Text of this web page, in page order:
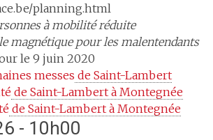
planning.html
à mobilité réduite
magnétique pour les malentendants
le 9 juin 2020
messes de Saint-Lambert
de Saint-Lambert à Montegnée
de Saint-Lambert à Montegnée
- 10h00